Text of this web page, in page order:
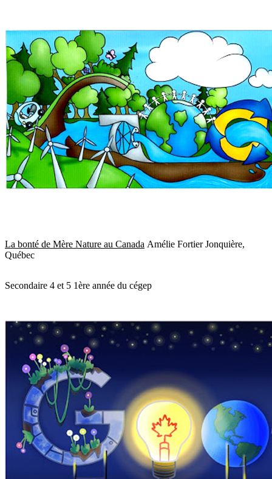
La bonté de Mère Nature au Canada Amélie Fortier Jonquière,
Québec
Secondaire 4 et 5 1ère année du cégep